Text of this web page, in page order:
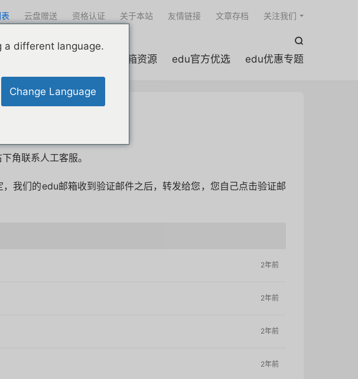

edu邮箱资源 edu官方优选 edu优惠专题
云盘赠送 资格认证 关于本站 友情链接 文章存档 关注我们
角联系人工客服。
我们的edu邮箱收到验证邮件之后，转发给您，您自己点击验证邮
2年前
2年前
2年前
2年前
a different language.
Change Language